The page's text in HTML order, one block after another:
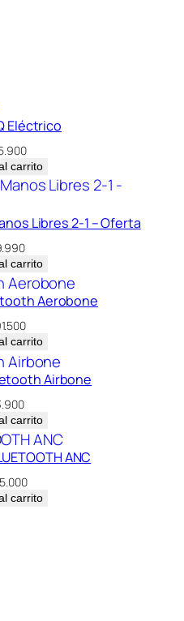
Eléctrico
carrito
Libres 2-1 – Oferta
carrito
Aerobone
carrito
Airbone
carrito
ANC
carrito